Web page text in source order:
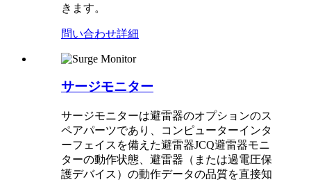
きます。
問い合わせ詳細
サージモニター
サージモニターは避雷器のオプションのス
ペアパーツであり、コンピューターインタ
ーフェイスを備えた避雷器JCQ避雷器モニ
ターの動作状態、避雷器（または過電圧保
護デバイス）の動作データの品質を直接知